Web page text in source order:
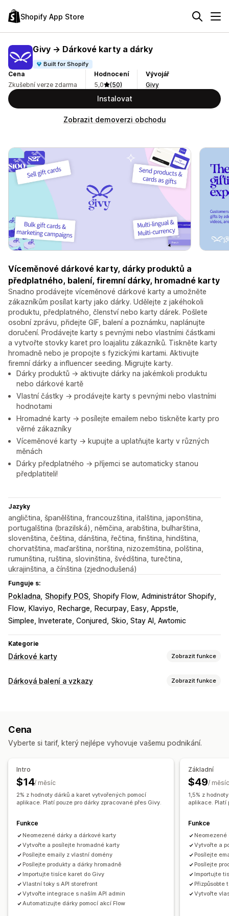
Shopify App Store
Givy → Dárkové karty a dárky
Built for Shopify
Cena
Zkušební verze zdarma
Hodnocení
5,0
(50)
Vývojář
Givy
Instalovat
Zobrazit demoverzi obchodu
Víceměnové dárkové karty, dárky produktů a
předplatného, balení, firemní dárky, hromadné karty
Snadno prodávejte víceměnové dárkové karty a umožněte
zákazníkům posílat karty jako dárky. Udělejte z jakéhokoli
produktu, předplatného, členství nebo karty dárek. Pošlete
osobní zprávu, přidejte GIF, balení a poznámku, naplánujte
doručení. Prodávejte karty s pevnými nebo vlastními částkami
a vytvořte stovky karet pro loajalitu zákazníků. Tiskněte karty
hromadně nebo je propojte s fyzickými kartami. Aktivujte
firemní dárky a influencer seeding. Migrujte karty.
Dárky produktů → aktivujte dárky na jakémkoli produktu
nebo dárkové kartě
Vlastní částky → prodávejte karty s pevnými nebo vlastními
hodnotami
Hromadné karty → posílejte emailem nebo tiskněte karty pro
věrné zákazníky
Víceměnové karty → kupujte a uplatňujte karty v různých
měnách
Dárky předplatného → příjemci se automaticky stanou
předplatiteli!
Jazyky
angličtina, španělština, francouzština, italština, japonština,
portugalština (brazilská), němčina, arabština, bulharština,
slovenština, čeština, dánština, řečtina, finština, hindština,
chorvatština, maďarština, norština, nizozemština, polština,
rumunština, ruština, slovinština, švédština, turečtina,
ukrajinština, a čínština (zjednodušená)
Funguje s:
Pokladna Shopify POS Shopify Flow Administrátor Shopify
Flow
Klaviyo Recharge
Recurpay, Easy, Appstle
Simplee, Inveterate, Conjured
Skio, Stay AI, Awtomic
Kategorie
Dárkové karty Zobrazit funkce
Typy karet
Přizpůsobení
Vlastní částky
Vlastní design
Vlastní e-mail
Datum skončení platnosti
Import dárkových karet
Možnosti doručení
Naplánované doručení
Dárková balení a vzkazy Zobrazit funkce
Videozprávy
Nahrání souboru
Překlad
Dárkový widget
Vlastní design Vlastní kód
Cena
Vyberte si tarif, který nejlépe vyhovuje vašemu podnikání.
Intro
$14/ měsíc
2% z hodnoty dárků a karet vytvořených pomocí
aplikace. Platí pouze pro dárky zpracované přes Givy.
Funkce
Neomezené dárky a dárkové karty
Vytvořte a posílejte hromadné karty
Posílejte emaily z vlastní domény
Posílejte produkty a dárky hromadně
Importujte tisíce karet do Givy
Vlastní toky s API storefront
Vytvořte integrace s naším API admin
Automatizujte dárky pomocí akcí Flow
Základní
$49/ měsíc
1,5% z
aplikace. Platí
Funkce
Vytvořte a
Posílejte
Posílejte
Importujte
Přizpůsobte
Vytvořte